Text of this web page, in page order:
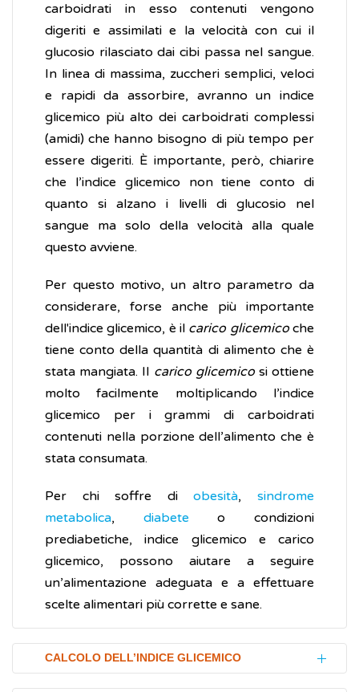
carboidrati in esso contenuti vengono
digeriti e assimilati e la velocità con cui il
glucosio rilasciato dai cibi passa nel sangue.
In linea di massima, zuccheri semplici, veloci
e rapidi da assorbire, avranno un indice
glicemico più alto dei carboidrati complessi
(amidi) che hanno bisogno di più tempo per
essere digeriti. È importante, però, chiarire
che l’indice glicemico non tiene conto di
quanto si alzano i livelli di glucosio nel
sangue ma solo della velocità alla quale
questo avviene.
Per questo motivo, un altro parametro da
considerare, forse anche più importante
dell'indice glicemico, è il carico glicemicoche
tiene conto della quantità di alimento che è
stata mangiata. Il carico glicemicosi ottiene
molto facilmente moltiplicando l’indice
glicemico per i grammi di carboidrati
contenuti nella porzione dell’alimento che è
stata consumata.
Per chi soffre diobesità,sindrome
metabolica, diabete o condizioni
prediabetiche, indice glicemico e carico
glicemico, possono aiutare a seguire
un’alimentazione adeguata e a effettuare
scelte alimentari più corrette e sane.
CALCOLO DELL’INDICE GLICEMICO